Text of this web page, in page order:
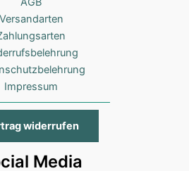
Versandarten
Impressum
widerrufen
Media